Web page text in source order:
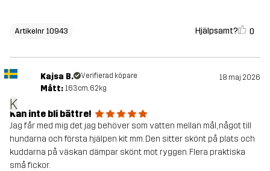
Artikelnr 10943 Hjälpsamt? 0
K
Kajsa B. Verifierad köpare 18 maj 2026
Mått: 163cm, 62kg
Kan inte bli bättre!
Jag får med mig det jag behöver som vatten mellan mål, något till
hundarna och första hjälpen kit mm. Den sitter skönt på plats och
kuddarna på väskan dämpar skönt mot ryggen. Flera praktiska
små fickor.